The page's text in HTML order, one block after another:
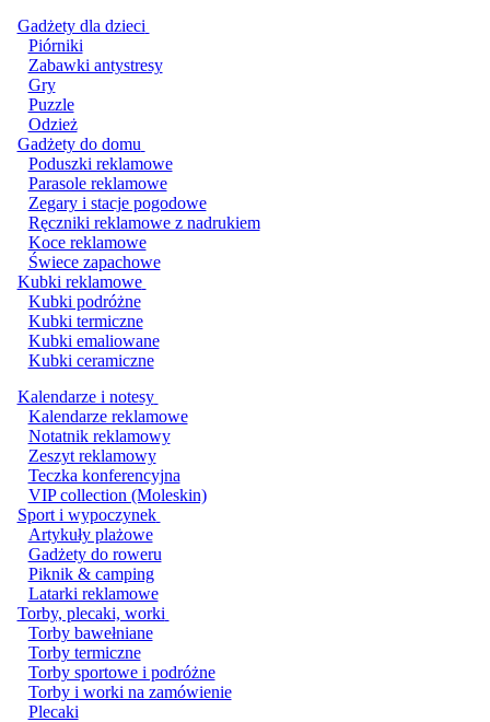
Gadżety dla dzieci
Piórniki
Zabawki antystresy
Gry
Puzzle
Odzież
Gadżety do domu
Poduszki reklamowe
Parasole reklamowe
Zegary i stacje pogodowe
Ręczniki reklamowe z nadrukiem
Koce reklamowe
Świece zapachowe
Kubki reklamowe
Kubki podróżne
Kubki termiczne
Kubki emaliowane
Kubki ceramiczne
Kalendarze i notesy
Kalendarze reklamowe
Notatnik reklamowy
Zeszyt reklamowy
Teczka konferencyjna
VIP collection (Moleskin)
Sport i wypoczynek
Artykuły plażowe
Gadżety do roweru
Piknik & camping
Latarki reklamowe
Torby, plecaki, worki
Torby bawełniane
Torby termiczne
Torby sportowe i podróżne
Torby i worki na zamówienie
Plecaki